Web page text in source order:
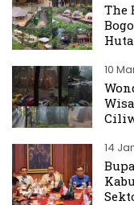
The
10
14